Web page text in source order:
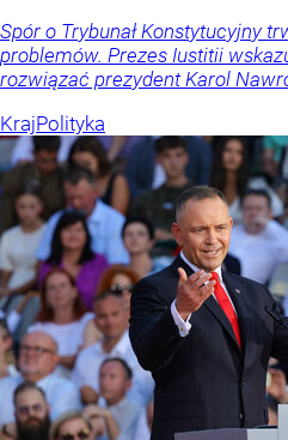
Spór o Trybunał Konstytucyjny
problemów. Prezes Iustitii
rozwiązać prezydent Karol
KrajPolityka